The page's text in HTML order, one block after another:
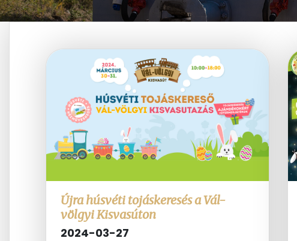
Újra húsvéti tojáskeresés a Vál-
völgyi Kisvasúton
2024-03-27